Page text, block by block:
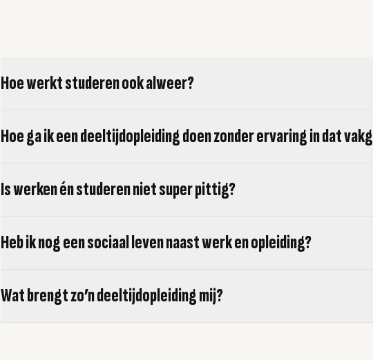
Hoe werkt studeren ook alweer?
Hoe ga ik een deeltijdopleiding doen zonder ervaring in dat
Is werken én studeren niet super pittig?
Heb ik nog een sociaal leven naast werk en opleiding?
Wat brengt zo’n deeltijdopleiding mij?